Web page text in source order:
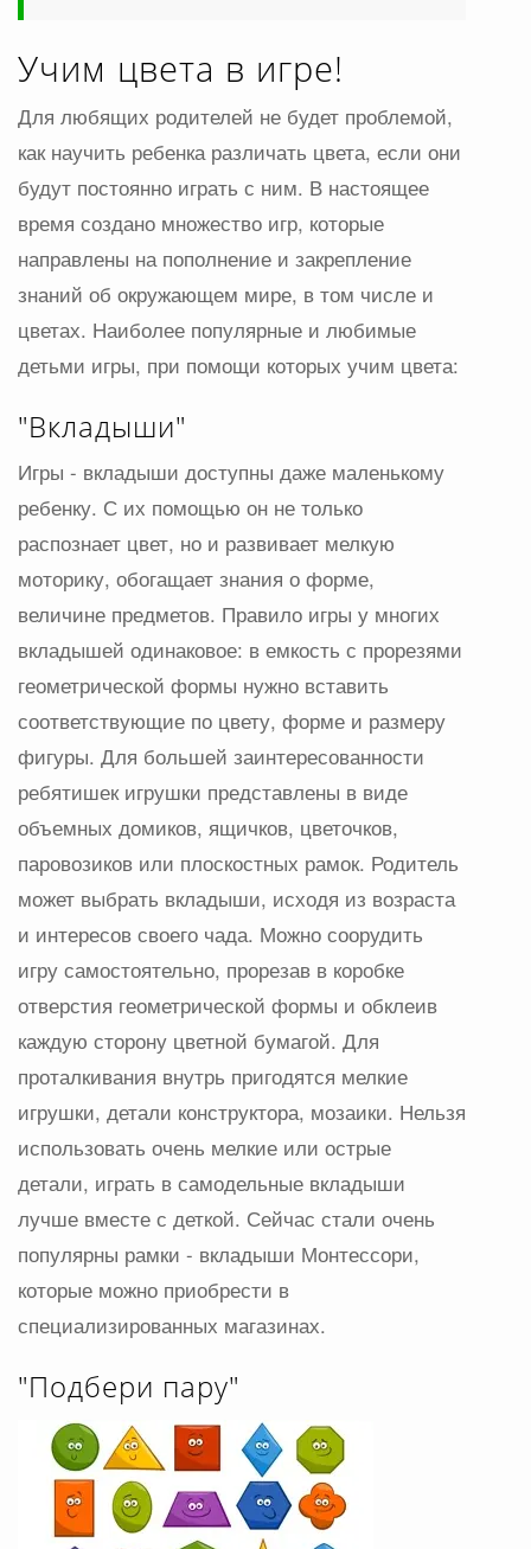
Учим цвета в игре!
Для любящих родителей не будет проблемой,
как научить ребенка различать цвета, если они
будут постоянно играть с ним. В настоящее
время создано множество игр, которые
направлены на пополнение и закрепление
знаний об окружающем мире, в том числе и
цветах. Наиболее популярные и любимые
детьми игры, при помощи которых учим цвета:
"Вкладыши"
Игры - вкладыши доступны даже маленькому
ребенку. С их помощью он не только
распознает цвет, но и развивает мелкую
моторику, обогащает знания о форме,
величине предметов. Правило игры у многих
вкладышей одинаковое: в емкость с прорезями
геометрической формы нужно вставить
соответствующие по цвету, форме и размеру
фигуры. Для большей заинтересованности
ребятишек игрушки представлены в виде
объемных домиков, ящичков, цветочков,
паровозиков или плоскостных рамок. Родитель
может выбрать вкладыши, исходя из возраста
и интересов своего чада. Можно соорудить
игру самостоятельно, прорезав в коробке
отверстия геометрической формы и обклеив
каждую сторону цветной бумагой. Для
проталкивания внутрь пригодятся мелкие
игрушки, детали конструктора, мозаики. Нельзя
использовать очень мелкие или острые
детали, играть в самодельные вкладыши
лучше вместе с деткой. Сейчас стали очень
популярны рамки - вкладыши Монтессори,
которые можно приобрести в
специализированных магазинах.
"Подбери пару"